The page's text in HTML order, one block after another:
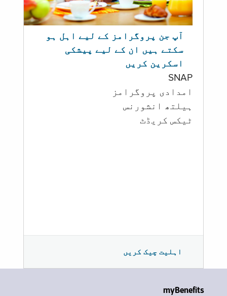
آپ جن پروگرامز کے لیے اہل ہو
سکتے ہیں ان کے لیے پیشکی
اسکرین کریں
SNAP
امدادی پروگرامز
‏ہیلتھ انشورنس
ٹیکس کریڈٹ
اہلیت چیک کریں
myBenefits